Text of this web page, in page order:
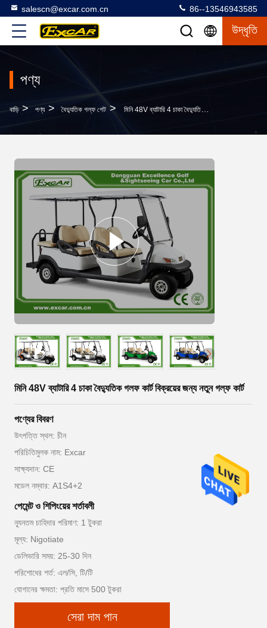
salescn@excar.com.cn 86--13546943585
উদ্ধৃতি
পণ্য
বাড়ি > পণ্য > বৈদ্যুতিক গল্ফ গেট > মিনি 48V ব্যাটারি 4 চাকা বৈদ্যুতিক গলফ কার্ট বিক্রয়ের জন্য নতুন গল্ফ কার্ট
মিনি 48V ব্যাটারি 4 চাকা বৈদ্যুতিক গলফ কার্ট বিক্রয়ের জন্য নতুন গল্ফ কার্ট
পণ্যের বিবরণ
উৎপত্তি স্থল: চীন
পরিচিতিমুলক নাম: Excar
সাক্ষ্যদান: CE
মডেল নম্বার: A1S4+2
পেমেন্ট ও শিপিংয়ের শর্তাবলী
ন্যূনতম চাহিদার পরিমাণ: 1 টুকরা
মূল্য: Nigotiate
ডেলিভারি সময়: 25-30 দিন
পরিশোধের শর্ত: এল/সি, টি/টি
যোগানের ক্ষমতা: প্রতি মাসে 500 টুকরা
সেরা দাম পান